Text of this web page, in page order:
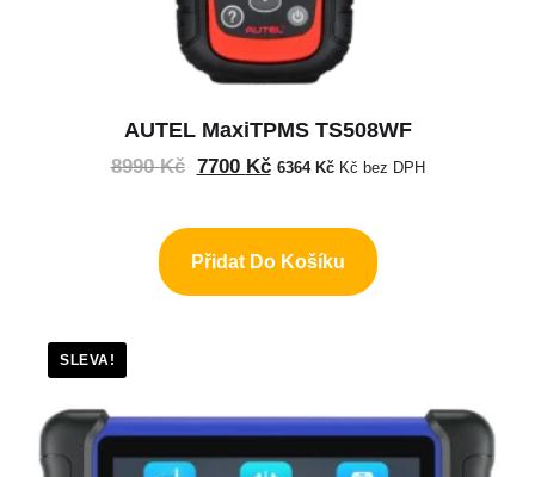
AUTEL MaxiTPMS TS508WF
8990Kč 7700 Kč 6364 KčKč bez DPH
Přidat Do Košíku
SLEVA!